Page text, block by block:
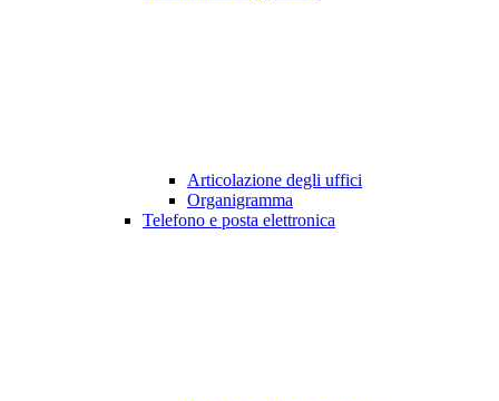
Articolazione degli uffici
Organigramma
Telefono e posta elettronica